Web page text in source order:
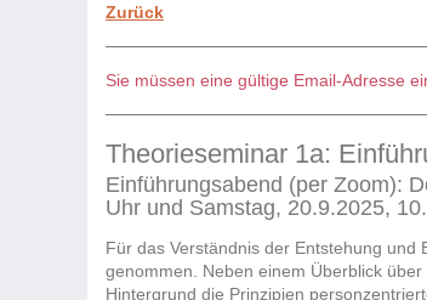
Zurück
Sie müssen eine gültige Email-Adresse
Theorieseminar 1a:
Einführungsabend (per Zoom):
Uhr und Samstag, 20.9.2025,
Für das Verständnis der Entstehung und
genommen. Neben einem Überblick
Hintergrund die Prinzipien